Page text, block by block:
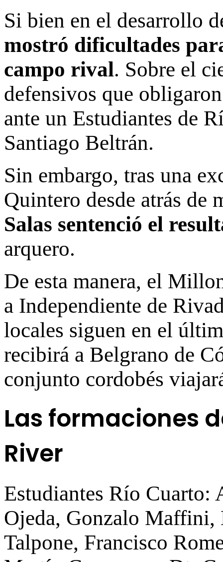
Si bien en el desarrollo
mostró dificultades
campo rival. Sobre el
defensivos que
ante un Estudiantes de
Santiago Beltrán.
Sin embargo, tras una
Quintero desde atrás de
Salas sentenció el
arquero.
De esta manera, el
a Independiente de
locales siguen en el
recibirá a Belgrano de
conjunto cordobés
Las formaciones
River
Estudiantes Río Cuarto:
Ojeda, Gonzalo Maffini,
Talpone, Francisco